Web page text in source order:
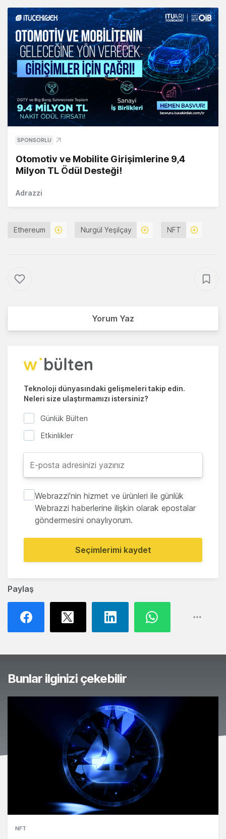
Paylaş
SPONSORLU
Otomotiv ve Mobilite Girişimlerine 9,4
Milyon TL Ödül Desteği!
Adrazzi
Ethereum Nurgül Yeşilçay NFT
Yorum Yaz
Teknoloji dünyasındaki gelişmeleri takip edin.
Neleri size ulaştırmamızı istersiniz?
Günlük Bülten
Etkinlikler
Webrazzi'nin hizmet ve ürünleri ile günlük
Webrazzi haberlerine ilişkin olarak epostalar
göndermesini onaylıyorum.
Seçimlerimi kaydet
Bunlar ilginizi çekebilir
NFT